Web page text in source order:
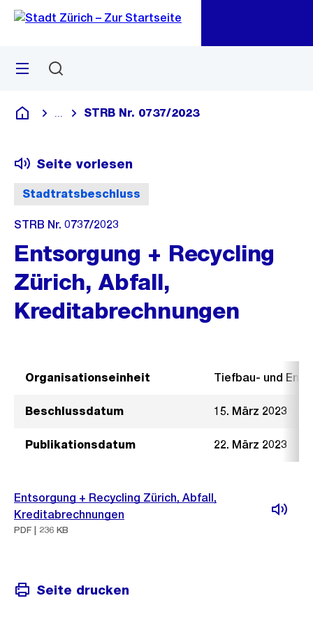
Navigation
Sprunglink
Menü
Deutsch
Blende alle Breadcrumbs ein
STRB Nr. 0737/2023
Stadtratsbeschluss
Seite vorlesen
STRB Nr. 0737/2023
Entsorgung + Recycling
Zürich, Abfall,
Kreditabrechnungen
Organisationseinheit Tiefbau- und
Beschlussdatum 15. März 2023
Publikationsdatum 22. März 2023
Entsorgung + Recycling Zürich, Abfall,
Kreditabrechnungen
PDF | 236 KB
Seite drucken